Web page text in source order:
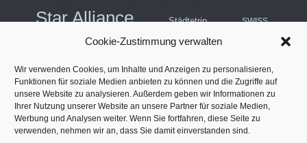
Cookie-Zustimmung verwalten
Wir verwenden Cookies, um Inhalte und Anzeigen zu personalisieren,
Funktionen für soziale Medien anbieten zu können und die Zugriffe auf
unsere Website zu analysieren. Außerdem geben wir Informationen zu
Ihrer Nutzung unserer Website an unsere Partner für soziale Medien,
Werbung und Analysen weiter. Wenn Sie fortfahren, diese Seite zu
verwenden, nehmen wir an, dass Sie damit einverstanden sind.
Star Alliance Städtetrip SWISS
Südostasien (2011)
Turkish Airlines Türkei USA
USA (Mittlerer Westen) & Kanada (2018)
Vereinigte Arabische Emirate
Vertragslounge
Westküste Nordamerika (2014)